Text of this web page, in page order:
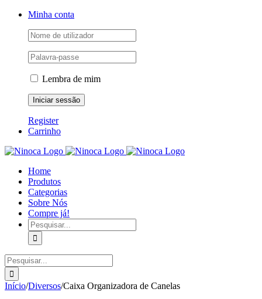
Skip
Facebook
Instagram
YouTubeMinha conta
Lembra de mim
Register
Carrinho
Home
Produtos
Categorias
Sobre Nós
Compre já!
Pesquisar
Pesquisar
Início/Diversos/Caixa Organizadora de Canelas